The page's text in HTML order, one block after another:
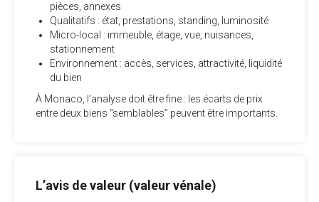
pièces, annexes
Qualitatifs : état, prestations, standing, luminosité
Micro-local : immeuble, étage, vue, nuisances,
stationnement
Environnement : accès, services, attractivité, liquidité
du bien
À Monaco, l’analyse doit être fine : les écarts de prix
entre deux biens “semblables” peuvent être importants.
L’avis de valeur (valeur vénale)